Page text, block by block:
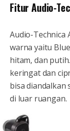
Fitur Audio-
Audio-Technica
warna yaitu
hitam, dan
keringat dan
bisa diandalkan
di luar ruangan.